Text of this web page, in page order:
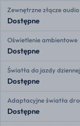
Zewnętrzne złącze
Dostępne
Oświetlenie ambientowe
Dostępne
Światła do jazdy dziennej
Dostępne
Adaptacyjne światła
Dostępne